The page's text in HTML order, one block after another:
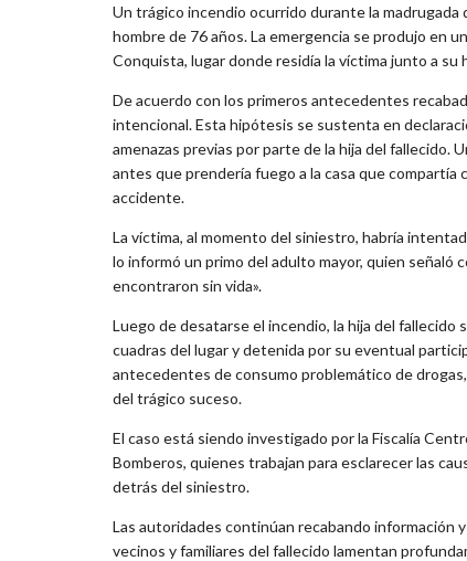
Un trágico incendio ocurrido durante la madrugada
hombre de 76 años. La emergencia se produjo en
Conquista, lugar donde residía la víctima junto a su
De acuerdo con los primeros antecedentes
intencional. Esta hipótesis se sustenta en
amenazas previas por parte de la hija del fallecido.
antes que prendería fuego a la casa que compartía
accidente.
La víctima, al momento del siniestro, habría
lo informó un primo del adulto mayor, quien señaló
encontraron sin vida».
Luego de desatarse el incendio, la hija del fallecido
cuadras del lugar y detenida por su eventual
antecedentes de consumo problemático de
del trágico suceso.
El caso está siendo investigado por la Fiscalía
Bomberos, quienes trabajan para esclarecer las
detrás del siniestro.
Las autoridades continúan recabando información
vecinos y familiares del fallecido lamentan